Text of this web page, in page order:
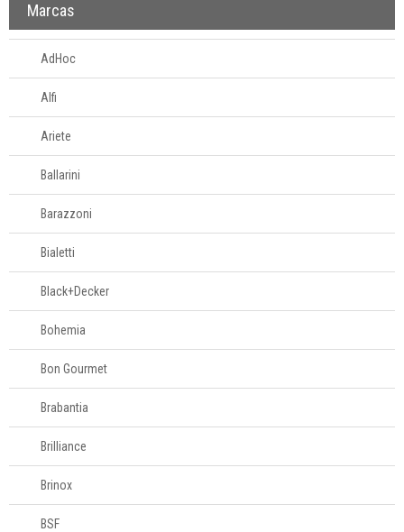
Marcas
AdHoc
Alfi
Ariete
Ballarini
Barazzoni
Bialetti
Black+Decker
Bohemia
Bon Gourmet
Brabantia
Brilliance
Brinox
BSF